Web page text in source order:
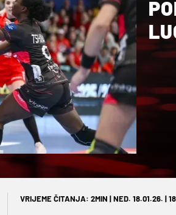
VRIJEME ČITANJA: 2MIN | NED. 18.01.26. |